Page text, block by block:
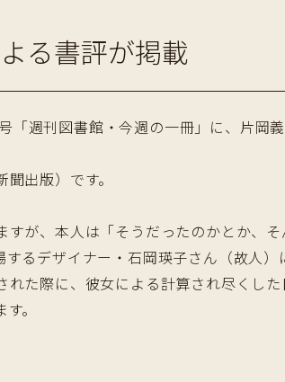
る書評が掲載
週刊図書館・今週の一冊」に、片岡
出版）です。
が、本人は「そうだったのかとか、
るデザイナー・石岡瑛子さん（故人
れた際に、彼女による計算され尽くし
。